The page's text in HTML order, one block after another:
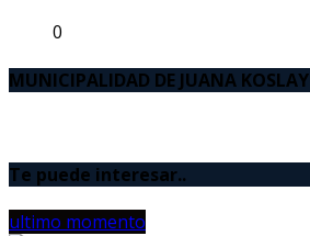
0
MUNICIPALIDAD DE JUANA KOSLAY
Te puede interesar..
ultimo momento